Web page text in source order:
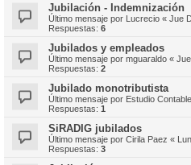
Jubilación - Indemnización
Último mensaje por Lucrecio « Jue
Respuestas: 6
Jubilados y empleados
Último mensaje por mguaraldo «
Respuestas: 2
Jubilado monotributista
Último mensaje por Estudio
Respuestas: 1
SiRADIG jubilados
Último mensaje por Cirila Paez «
Respuestas: 3